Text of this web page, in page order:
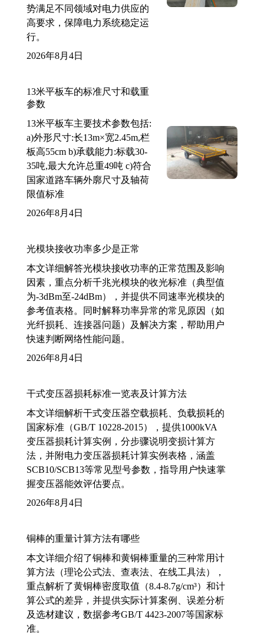
势满足不同领域对电力供应的
高要求，保障电力系统稳定运
行。
2026年8月4日
13米平板车的标准尺寸和载重
参数
13米平板车主要技术参数包括:
a)外形尺寸:长13m×宽2.45m,栏
板高55cm b)承载能力:标载30-
35吨,最大允许总重49吨 c)符合
国家道路车辆外廓尺寸及轴荷
限值标准
2026年8月4日
光模块接收功率多少是正常
本文详细解答光模块接收功率的正常范围及影响
因素，重点分析千兆光模块的收光标准（典型值
为-3dBm至-24dBm），并提供不同速率光模块的
参考值表格。同时解释功率异常的常见原因（如
光纤损耗、连接器问题）及解决方案，帮助用户
快速判断网络性能问题。
2026年8月4日
干式变压器损耗标准一览表及计算方法
本文详细解析干式变压器空载损耗、负载损耗的
国家标准（GB/T 10228-2015），提供1000kVA
变压器损耗计算实例，分步骤说明变损计算方
法，并附电力变压器损耗计算实例表格，涵盖
SCB10/SCB13等常见型号参数，指导用户快速掌
握变压器能效评估要点。
2026年8月4日
铜棒的重量计算方法有哪些
本文详细介绍了铜棒和黄铜棒重量的三种常用计
算方法（理论公式法、查表法、在线工具法），
重点解析了黄铜棒密度取值（8.4-8.7g/cm³）和计
算公式的差异，并提供实际计算案例、误差分析
及选材建议，数据参考GB/T 4423-2007等国家标
准。